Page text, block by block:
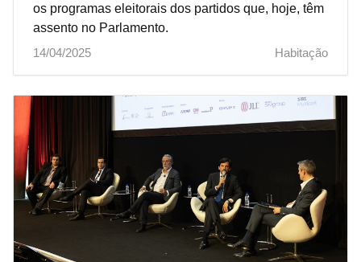
os programas eleitorais dos partidos que, hoje, têm
assento no Parlamento.
14/04/2025
Habitação